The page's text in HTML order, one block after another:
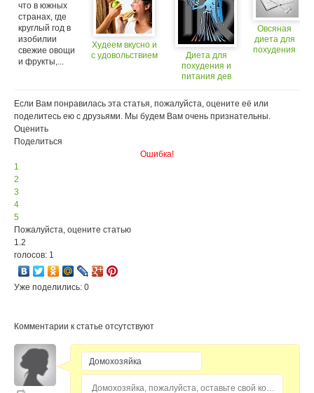
что в южных
странах, где
круглый год в
изобилии
свежие овощи
и фрукты,...
Худеем вкусно и
с удовольствием
Диета для
похудения и
питания дев
Овсяная
диета для
похудения
Если Вам понравилась эта статья, пожалуйста, оцените её или
поделитесь ею с друзьями. Мы будем Вам очень признательны.
Оценить
Поделиться
Ошибка!
1
2
3
4
5
Пожалуйста, оцените статью
1.2
голосов: 1
Уже поделились: 0
Комментарии к статье отсутствуют
Домохозяйка, пожалуйста, оставьте свой комментарий...